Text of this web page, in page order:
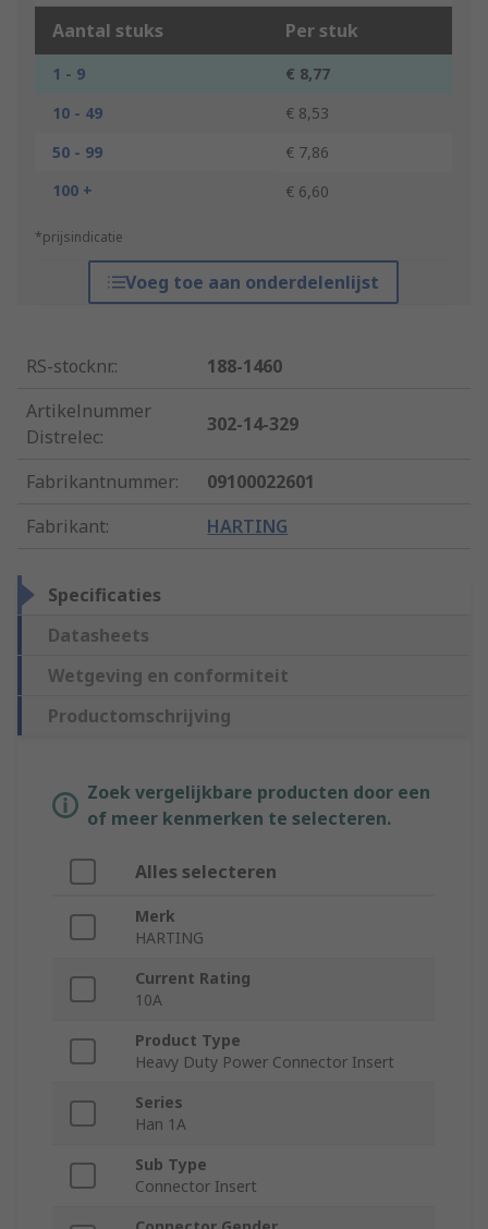
Aantal stuks Per stuk
1 - 9
€ 8,77
10 - 49
€ 8,53
50 - 99
€ 7,86
100 +
€ 6,60
*prijsindicatie
Voeg toe aan onderdelenlijst
RS-stocknr.:
188-1460
Artikelnummer
Distrelec:
302-14-329
Fabrikantnummer:
09100022601
Fabrikant: HARTING
Specificaties
Datasheets
Wetgeving en conformiteit
Productomschrijving
Zoek vergelijkbare producten door een
of meer kenmerken te selecteren.
Alles selecteren
Merk
HARTING
Current Rating
10A
Product Type
Heavy Duty Power Connector Insert
Series
Han 1A
Sub Type
Connector Insert